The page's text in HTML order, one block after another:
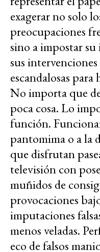
exagerar no solo
preocupaciones
sino a impostar
sus
escandalosas
No importa que
poca cosa. Lo
función.
pantomima o a la
que disfrutan
televisión con
muñidos de
provocaciones
imputaciones
menos veladas.
eco de falsos